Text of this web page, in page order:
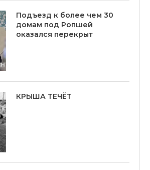
Подъезд к более чем 30
домам под Ропшей
оказался перекрыт
КРЫША ТЕЧЁТ